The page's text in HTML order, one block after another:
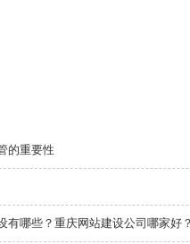
的重要性
有哪些？重庆网站建设公司哪家好？